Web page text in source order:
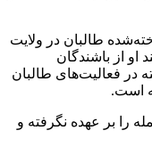
طالبان در ولایت
از باشندگان
فعالیت‌های طالبان
است.
را بر عهده نگرفته و